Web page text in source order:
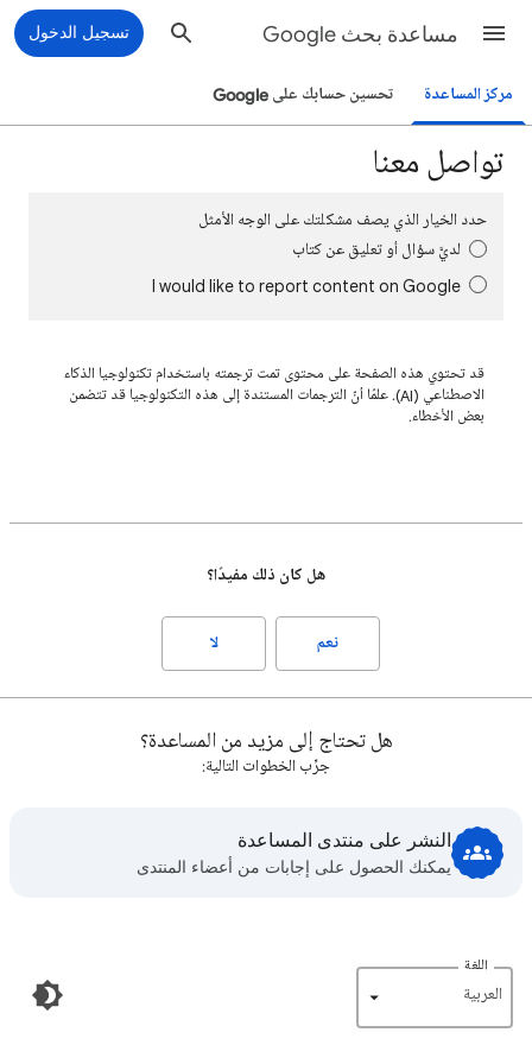
مساعدة بحث Google تسجيل الدخول
مركز المساعدة تحسين حسابك على Google
تواصل معنا
حدد الخيار الذي يصف مشكلتك على الوجه الأمثل
لديَّ سؤال أو تعليق عن كتاب
I would like to report content on Google
قد تحتوي هذه الصفحة على محتوى تمت ترجمته باستخدام تكنولوجيا الذكاء
الاصطناعي (AI). علمًا أنّ الترجمات المستندة إلى هذه التكنولوجيا قد تتضمن
بعض الأخطاء.
هل كان ذلك مفيدًا؟
نعم لا
هل تحتاج إلى مزيد من المساعدة؟
جرِّب الخطوات التالية:
النشر على منتدى المساعدة
يمكنك الحصول على إجابات من أعضاء المنتدى
اللغة
‏العربية